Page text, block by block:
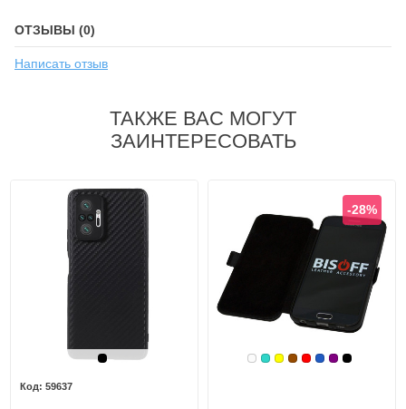
ОТЗЫВЫ (0)
Написать отзыв
ТАКЖЕ ВАС МОГУТ
ЗАИНТЕРЕСОВАТЬ
Черный
59637
Белый
Бирюзовый
Желтый
Коричневый
Красный
Синий,Черный
-28%